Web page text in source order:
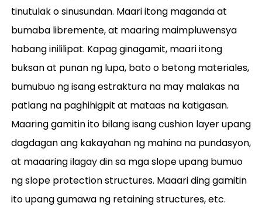
tinutulak o sinusundan. Maari itong maganda at
bumaba libremente, at maaring maimpluwensya
habang inililipat. Kapag ginagamit, maari itong
buksan at punan ng lupa, bato o betong materiales,
bumubuo ng isang estraktura na may malakas na
patlang na paghihigpit at mataas na katigasan.
Maaring gamitin ito bilang isang cushion layer upang
dagdagan ang kakayahan ng mahina na pundasyon,
at maaaring ilagay din sa mga slope upang bumuo
ng slope protection structures. Maaari ding gamitin
ito upang gumawa ng retaining structures, etc.